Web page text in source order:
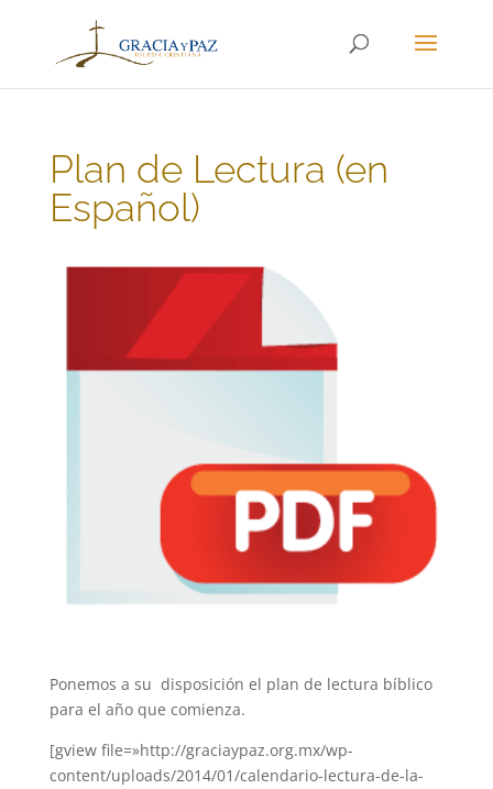
Plan de Lectura (en
Español)
Ponemos a su disposición el plan de lectura bíblico
para el año que comienza.
[gview file=»http://graciaypaz.org.mx/wp-
content/uploads/2014/01/calendario-lectura-de-la-